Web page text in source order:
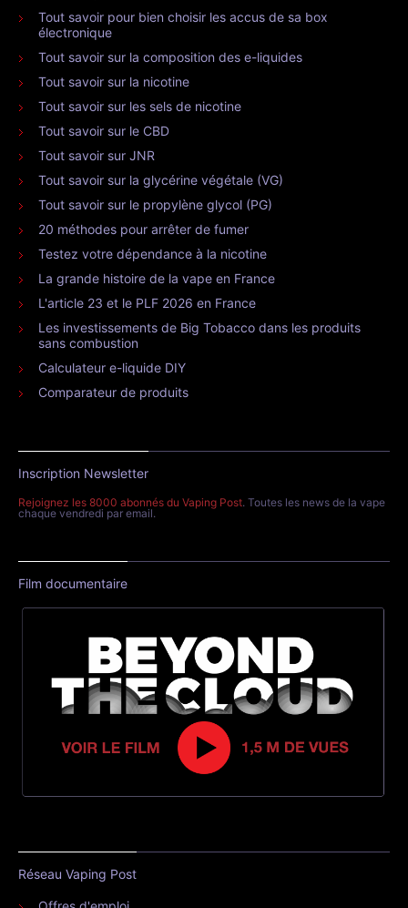
Tout savoir pour bien choisir les accus de sa box
électronique
Tout savoir sur la composition des e-liquides
Tout savoir sur la nicotine
Tout savoir sur les sels de nicotine
Tout savoir sur le CBD
Tout savoir sur JNR
Tout savoir sur la glycérine végétale (VG)
Tout savoir sur le propylène glycol (PG)
20 méthodes pour arrêter de fumer
Testez votre dépendance à la nicotine
La grande histoire de la vape en France
L'article 23 et le PLF 2026 en France
Les investissements de Big Tobacco dans les produits
sans combustion
Calculateur e-liquide DIY
Comparateur de produits
Inscription Newsletter
Rejoignez les 8000 abonnés du Vaping Post. Toutes les news de la vape
chaque vendredi par email.
Film documentaire
Réseau Vaping Post